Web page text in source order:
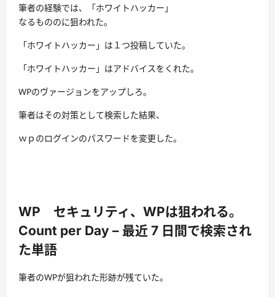
筆者の経験では、「ホワイトハッカー」
なるもののに狙われた。
「ホワイトハッカー」は１つ投稿していた。
「ホワイトハッカー」はアドバイスをくれた。
WPのヴァージョンをアップしろ。
筆者はその対策として検索した結果、
ｗｐのログインのパスワードを変更した。
WP セキュリティ、WPは狙われる。
Count per Day – 最近 7 日間で検索され
た単語
筆者のWPが狙われた形跡が残ていた。